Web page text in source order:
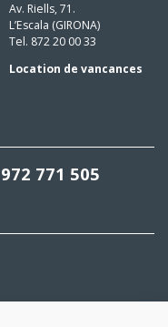
Av. Riells, 71.
L’Escala (GIRONA)
Tel. 872 20 00 33
Location de vancances
972 771 505